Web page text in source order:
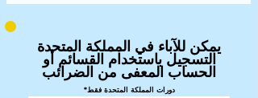
يمكن للآباء في المملكة المتحدة
التسجيل باستخدام القسائم أو
الحساب المعفى من الضرائب
*دورات المملكة المتحدة فقط